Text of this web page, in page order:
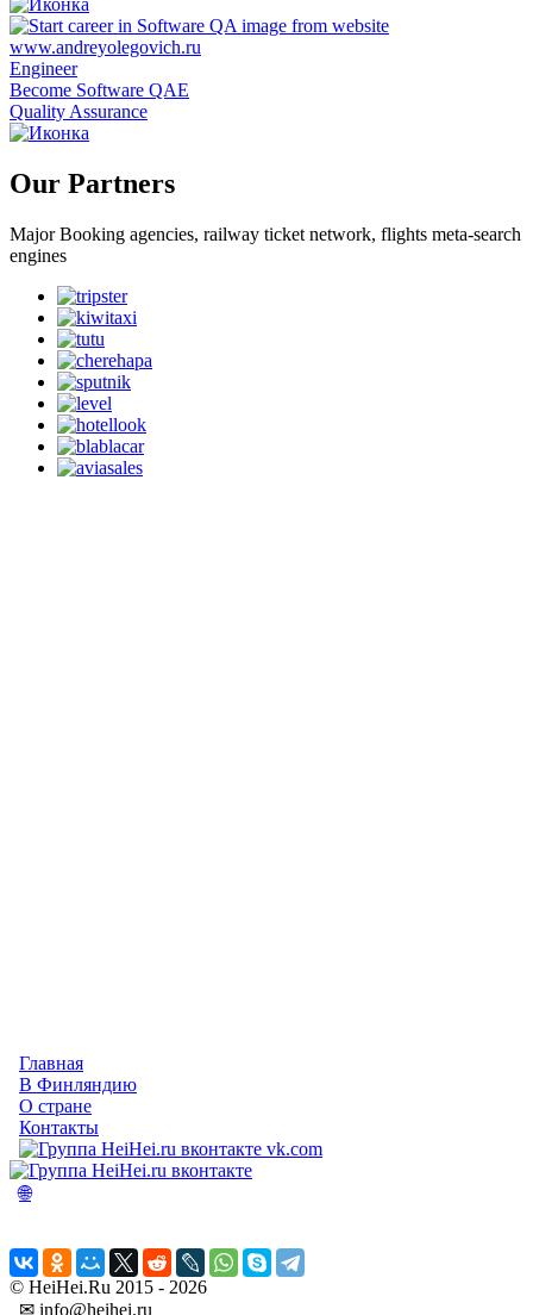
Engineer
Become Software QAE
Quality Assurance
Our Partners
Major Booking agencies, railway ticket network, flights meta-search
engines
Главная
В Финляндию
О стране
Контакты
vk.com
🌐
© HeiHei.Ru 2015 - 2026
✉ info@heihei.ru